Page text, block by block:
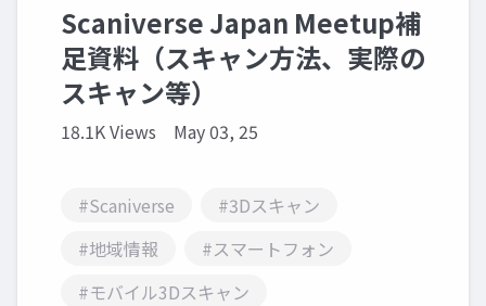
Scaniverse Japan Meetup補
足資料（スキャン方法、実際の
スキャン等）
18.1K Views May 03, 25
#Scaniverse
#3Dスキャン
#地域情報
#スマートフォン
#モバイル3Dスキャン